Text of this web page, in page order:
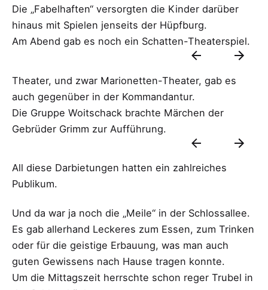
Die „Fabelhaften“ versorgten die Kinder darüber
hinaus mit Spielen jenseits der Hüpfburg.
Am Abend gab es noch ein Schatten-Theaterspiel.
Theater, und zwar Marionetten-Theater, gab es
auch gegenüber in der Kommandantur.
Die Gruppe Woitschack brachte Märchen der
Gebrüder Grimm zur Aufführung.
All diese Darbietungen hatten ein zahlreiches
Publikum.
Und da war ja noch die „Meile“ in der Schlossallee.
Es gab allerhand Leckeres zum Essen, zum Trinken
oder für die geistige Erbauung, was man auch
guten Gewissens nach Hause tragen konnte.
Um die Mittagszeit herrschte schon reger Trubel in